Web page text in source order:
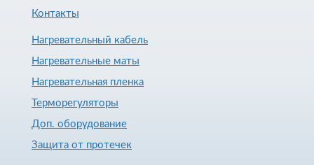
Контакты
Нагревательный кабель
Нагревательные маты
Нагревательная пленка
Терморегуляторы
Доп. оборудование
Защита от протечек